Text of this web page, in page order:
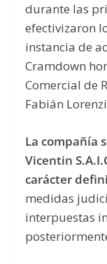
durante las
efectivizaron
instancia de
Cramdown
Comercial de
Fabián
La compañía
Vicentin
carácter
medidas
interpuestas